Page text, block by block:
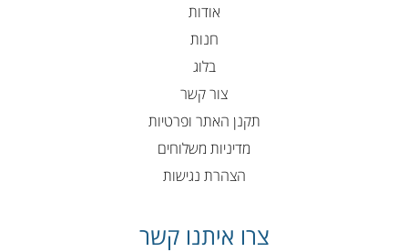
אודות
חנות
בלוג
צור קשר
תקנן האתר ופרטיות
מדיניות משלוחים
הצהרת נגישות
צרו איתנו קשר